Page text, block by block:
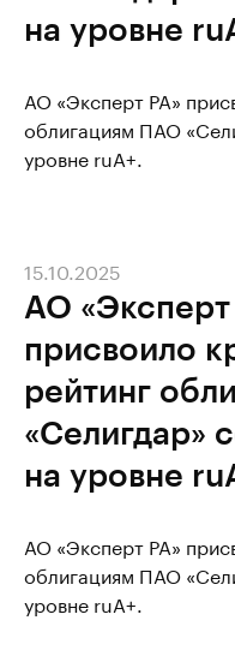
на уровне
АО «Эксперт РА»
облигациям ПАО
уровне ruA+.
АО «Эксперт
присвоило
рейтинг
«Селигдар»
на уровне
15.10.2025
АО «Эксперт РА»
облигациям ПАО
уровне ruA+.